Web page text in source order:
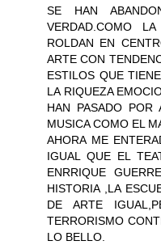
SE HAN
VERDAD.COMO
ROLDAN EN
ARTE CON
ESTILOS QUE
LA RIQUEZA
HAN PASADO POR
MUSICA COMO EL
AHORA ME
IGUAL QUE EL
ENRRIQUE
HISTORIA ,LA
DE ARTE
TERRORISMO
LO BELLO.